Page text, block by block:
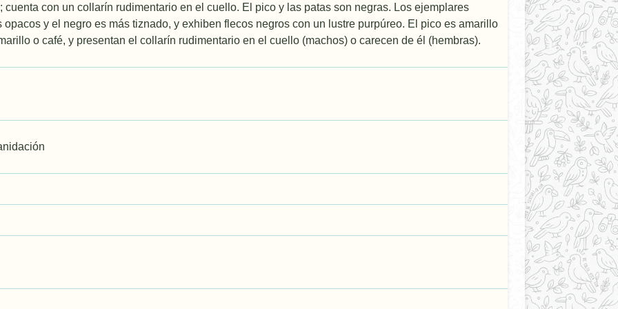
cuenta con un collarín rudimentario en el cuello. El pico y las patas son negras. Los ejemplares
opacos y el negro es más tiznado, y exhiben flecos negros con un lustre purpúreo. El pico es amarillo
o café, y presentan el collarín rudimentario en el cuello (machos) o carecen de él (hembras).